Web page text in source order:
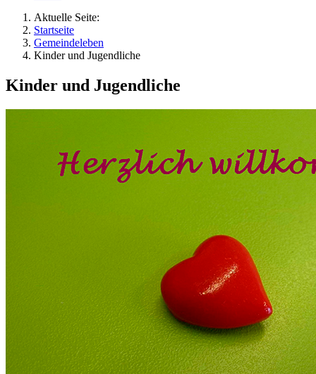
Aktuelle Seite:
Startseite
Gemeindeleben
Kinder und Jugendliche
Kinder und Jugendliche